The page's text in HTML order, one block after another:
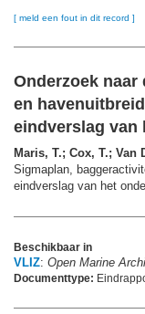
[ meld een fout in dit record ]
Onderzoek
en
eindverslag van
Maris, T.; Cox, T.; Van
Sigmaplan,
eindverslag van het
Beschikbaar in
VLIZ: Open Marine
Documenttype: